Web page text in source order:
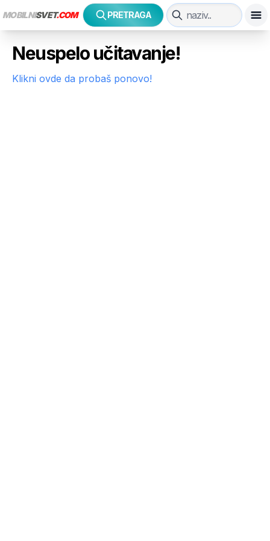
MOBILNISVET.COM PRETRAGA
Neuspelo učitavanje!
Klikni ovde da probaš ponovo!